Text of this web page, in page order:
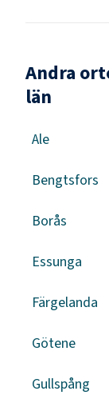
Andra
län
Ale
Bengtsfors
Borås
Essunga
Färgelanda
Götene
Gullspång